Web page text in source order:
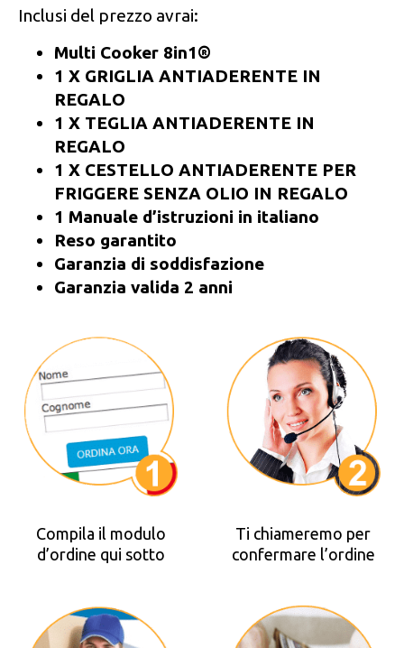
Inclusi del prezzo avrai:
Multi Cooker 8in1®
1 X GRIGLIA ANTIADERENTE IN
REGALO
1 X TEGLIA ANTIADERENTE IN
REGALO
1 X CESTELLO ANTIADERENTE PER
FRIGGERE SENZA OLIO IN REGALO
1 Manuale d’istruzioni in italiano
Reso garantito
Garanzia di soddisfazione
Garanzia valida 2 anni
Compila il modulo
d’ordine qui sotto
Ti chiameremo per
confermare l’ordine